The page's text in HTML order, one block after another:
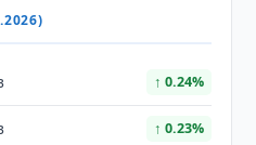
↑ 0.24%
↑ 0.23%